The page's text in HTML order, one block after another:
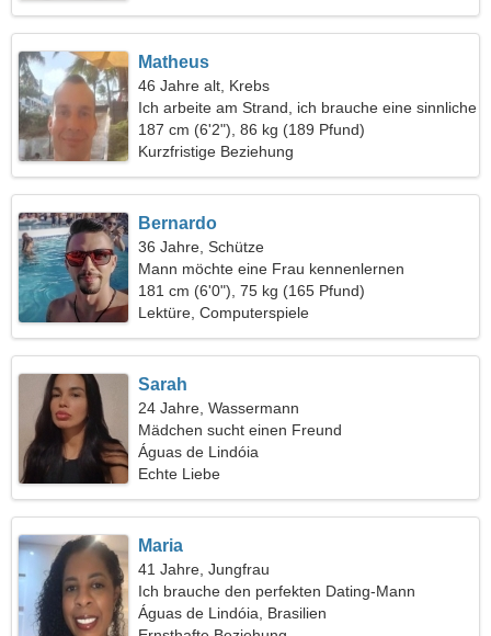
Matheus
46 Jahre alt, Krebs
Ich arbeite am Strand, ich brauche eine sinnliche
Frau
187 cm (6'2"), 86 kg (189 Pfund)
Kurzfristige Beziehung
Bernardo
36 Jahre, Schütze
Mann möchte eine Frau kennenlernen
181 cm (6'0"), 75 kg (165 Pfund)
Lektüre, Computerspiele
Sarah
24 Jahre, Wassermann
Mädchen sucht einen Freund
Águas de Lindóia
Echte Liebe
Maria
41 Jahre, Jungfrau
Ich brauche den perfekten Dating-Mann
Águas de Lindóia, Brasilien